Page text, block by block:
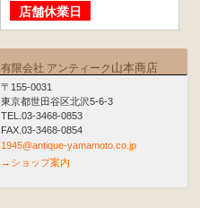
店舗休業日
有限会社 アンティーク 山本商店
〒155-0031
東京都世田谷区北沢5-6-3
TEL.03-3468-0853
FAX.03-3468-0854
1945@antique-yamamoto.co.jp
→ショップ案内